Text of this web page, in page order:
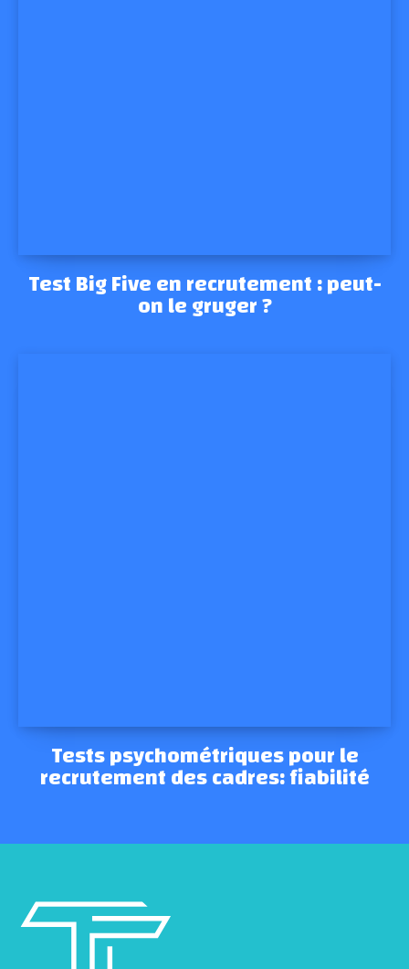
Test Big Five en recrutement : peut-
on le gruger ?
Tests psychométriques pour le
recrutement des cadres: fiabilité